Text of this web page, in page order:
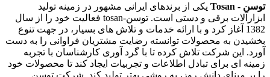
توسن - Tosan
یکی از برندهای ایرانی مشهور در زمینه تولید
ابزارآلات برقی و دستی است. توسن-tosan فعالیت خود را از سال
1382 آغاز کرد و با ارائه خدمات و تلاش های بسیار، در جهت تنوع
بخشیدن به محصولات توانسته رضایت مشتریان فراوانی را به دست
آورد. این شرکت تلاش کرده تا با گرد آوری کارشناسان با تجربه
زمینه ای برای تبادل اطلاعات و تجربیات ایجاد کند تا محصولات خود
را بر مبنای دانش روز، به روشی بهتر تولید کند. شرکت توسن